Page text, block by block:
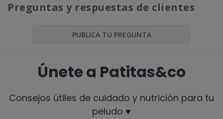
Preguntas y respuestas de clientes
PUBLICA TU PREGUNTA
Únete a Patitas&co
Consejos útiles de cuidado y nutrición para tu
peludo ♥️